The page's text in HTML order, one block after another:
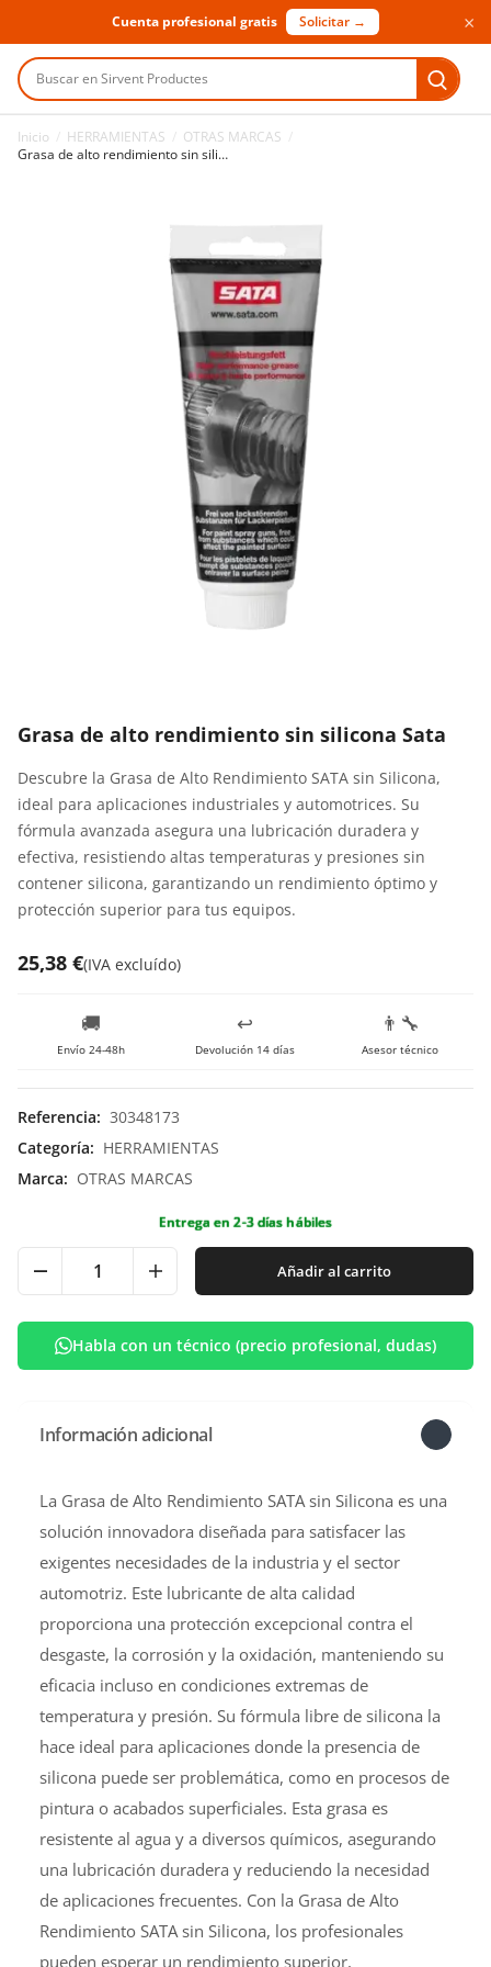
Cuenta profesional gratis Solicitar → ×
Buscar en Sirvent Productes
Inicio HERRAMIENTAS OTRAS MARCAS
Grasa de alto rendimiento sin silicona Sata
Grasa de alto rendimiento sin silicona Sata
Descubre la Grasa de Alto Rendimiento SATA sin Silicona,
ideal para aplicaciones industriales y automotrices. Su
fórmula avanzada asegura una lubricación duradera y
efectiva, resistiendo altas temperaturas y presiones sin
contener silicona, garantizando un rendimiento óptimo y
protección superior para tus equipos.
25,38 €(IVA excluído)
🚚
Envío 24-48h
↩️
Devolución 14 días
👨‍🔧
Asesor técnico
Referencia: 30348173
Categoría: HERRAMIENTAS
Marca: OTRAS MARCAS
Entrega en 2-3 días hábiles
Añadir al carrito
Habla con un técnico (precio profesional, dudas)
Información adicional
La Grasa de Alto Rendimiento SATA sin Silicona es una
solución innovadora diseñada para satisfacer las
exigentes necesidades de la industria y el sector
automotriz. Este lubricante de alta calidad
proporciona una protección excepcional contra el
desgaste, la corrosión y la oxidación, manteniendo su
eficacia incluso en condiciones extremas de
temperatura y presión. Su fórmula libre de silicona la
hace ideal para aplicaciones donde la presencia de
silicona puede ser problemática, como en procesos de
pintura o acabados superficiales. Esta grasa es
resistente al agua y a diversos químicos, asegurando
una lubricación duradera y reduciendo la necesidad
de aplicaciones frecuentes. Con la Grasa de Alto
Rendimiento SATA sin Silicona, los profesionales
pueden esperar un rendimiento superior,